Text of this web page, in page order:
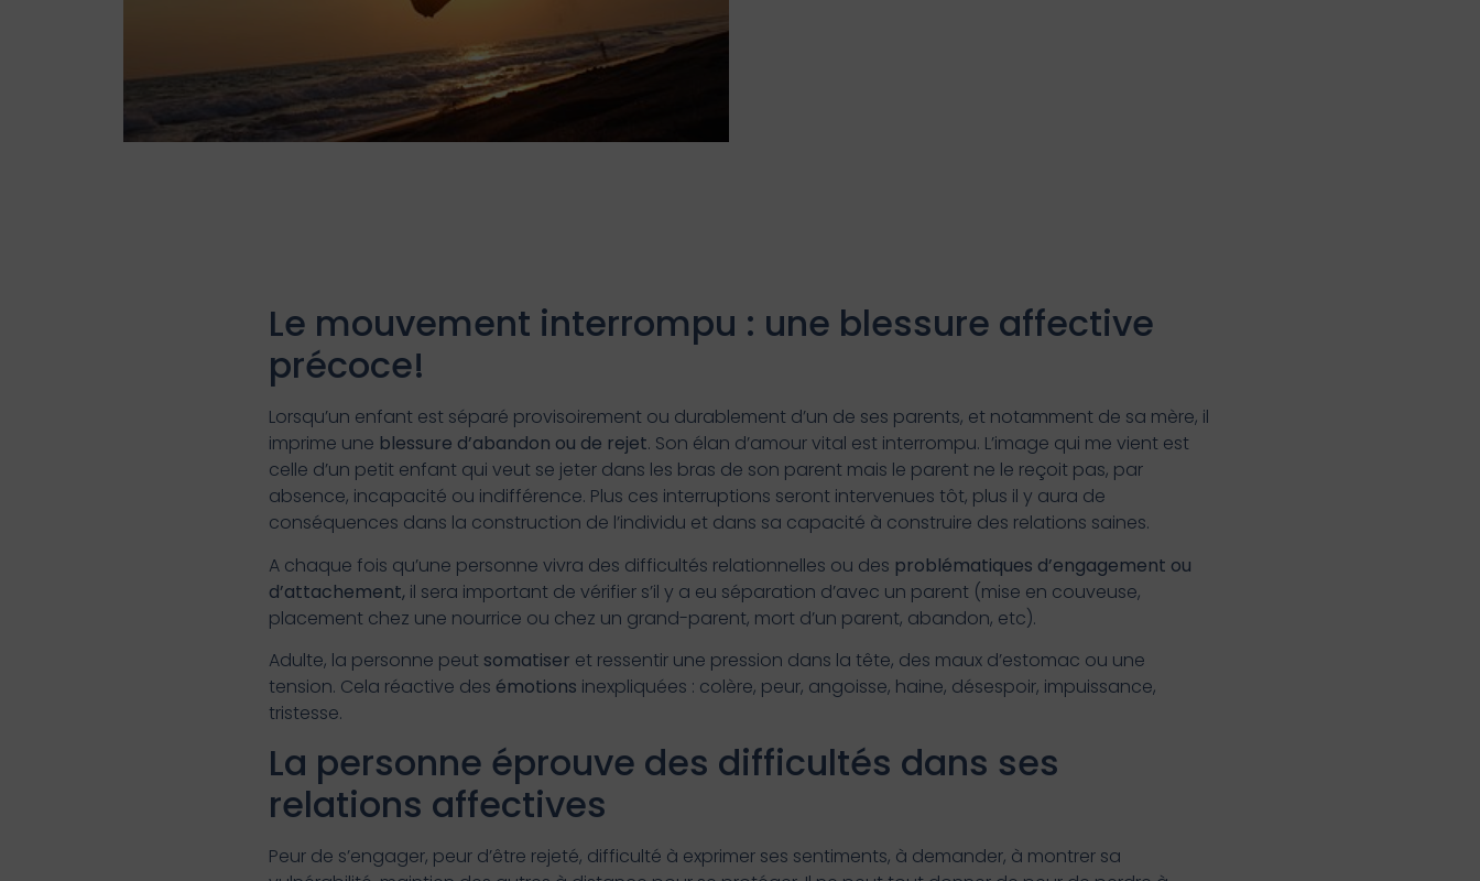
Le mouvement interrompu : une blessure affective
précoce!
Lorsqu’un enfant est séparé provisoirement ou durablement d’un de ses parents, et notamment de sa mère, il
imprime une blessure d’abandon ou de rejet. Son élan d’amour vital est interrompu. L’image qui me vient est
celle d’un petit enfant qui veut se jeter dans les bras de son parent mais le parent ne le reçoit pas, par
absence, incapacité ou indifférence. Plus ces interruptions seront intervenues tôt, plus il y aura de
conséquences dans la construction de l’individu et dans sa capacité à construire des relations saines.
A chaque fois qu’une personne vivra des difficultés relationnelles ou des problématiques d’engagement ou
d’attachement, il sera important de vérifier s’il y a eu séparation d’avec un parent (mise en couveuse,
placement chez une nourrice ou chez un grand-parent, mort d’un parent, abandon, etc).
Adulte, la personne peut somatiser et ressentir une pression dans la tête, des maux d’estomac ou une
tension. Cela réactive des émotions inexpliquées : colère, peur, angoisse, haine, désespoir, impuissance,
tristesse.
La personne éprouve des difficultés dans ses
relations affectives
Peur de s’engager, peur d’être rejeté, difficulté à exprimer ses sentiments, à demander, à montrer sa